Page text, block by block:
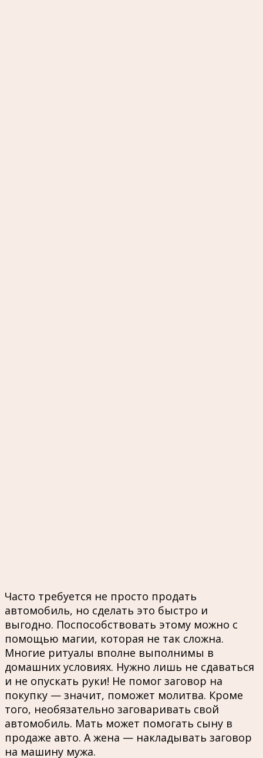
Часто требуется не просто продать
автомобиль, но сделать это быстро и
выгодно. Поспособствовать этому можно с
помощью магии, которая не так сложна.
Многие ритуалы вполне выполнимы в
домашних условиях. Нужно лишь не сдаваться
и не опускать руки! Не помог заговор на
покупку — значит, поможет молитва. Кроме
того, необязательно заговаривать свой
автомобиль. Мать может помогать сыну в
продаже авто. А жена — накладывать заговор
на машину мужа.